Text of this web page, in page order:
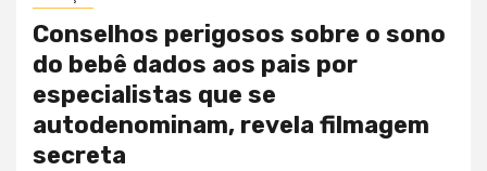
Conselhos perigosos sobre o sono
do bebê dados aos pais por
especialistas que se
autodenominam, revela filmagem
secreta